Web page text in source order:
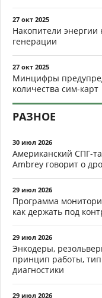
27 окт 2025
Накопители
генерации
27 окт 2025
Минцифры
количества сим-карт
РАЗНОЕ
30 июл 2026
Американский СПГ-
Ambrey говорит о
29 июл 2026
Программа
как держать под
29 июл 2026
Энкодеры,
принцип работы,
диагностики
29 июл 2026